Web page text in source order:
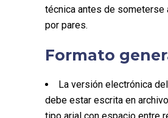
técnica antes de someterse
por pares.
Formato
La versión electrónica
debe estar escrita en